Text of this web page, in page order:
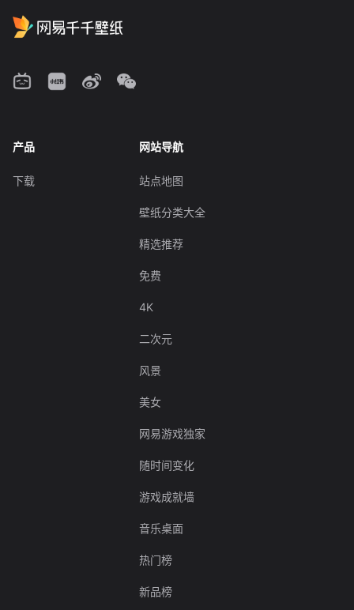
产品
下载
网站导航
站点地图
壁纸分类大全
精选推荐
免费
4K
二次元
风景
美女
网易游戏独家
随时间变化
游戏成就墙
音乐桌面
热门榜
新品榜